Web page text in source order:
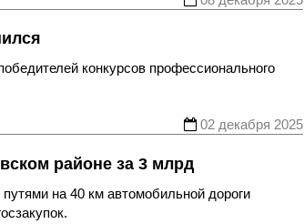
конкурсов профессионального
02 декабря 2025
районе за 3 млрд
на 40 км автомобильной дороги